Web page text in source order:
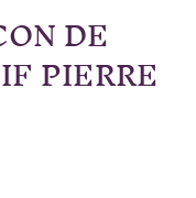
DE
PIERRE